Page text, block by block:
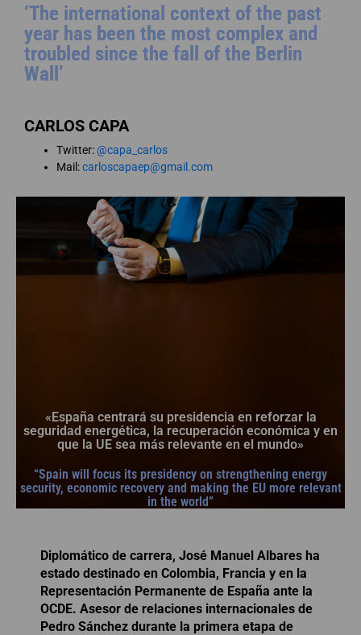
‘The international context of the past
year has been the most complex and
troubled since the fall of the Berlin
Wall’
CARLOS CAPA
Twitter:@capa_carlos
Mail:carloscapaep@gmail.com
«España centrará su presidencia en reforzar la
seguridad energética, la recuperación económica y en
que la UE sea más relevante en el mundo»
“Spain will focus its presidency on strengthening energy
security, economic recovery and making the EU more relevant
in the world”
Diplomático de carrera, José Manuel Albares ha
estado destinado en Colombia, Francia y en la
Representación Permanente de España ante la
OCDE. Asesor de relaciones internacionales de
Pedro Sánchez durante la primera etapa de